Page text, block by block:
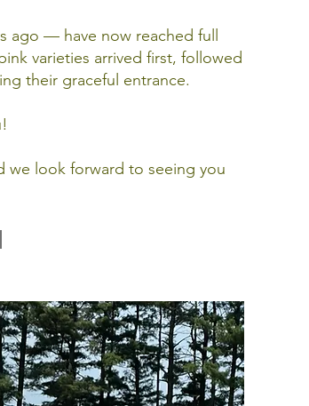
ago — have now reached full
varieties arrived first, followed
their graceful entrance.
we look forward to seeing you